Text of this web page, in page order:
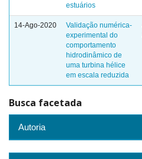
estuários
14-Ago-2020
Validação numérica-
experimental do
comportamento
hidrodinâmico de
uma turbina hélice
em escala reduzida
Busca facetada
Autoria